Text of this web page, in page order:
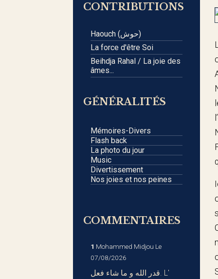
CONTRIBUTIONS
Haouch (حوش)
La force d'être Soi
Beihdja Rahal / La joie des
âmes...
GÉNÉRALITÉS
Mémoires-Divers
Flash back
La photo du jour
Music
Divertissement
Nos joies et nos peines
COMMENTAIRES
1 Mohammed Midjou Le
07/08/2026
قدر الله و ما شاء فعل. L'